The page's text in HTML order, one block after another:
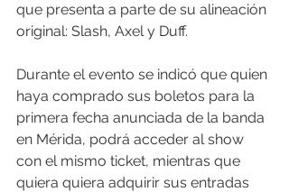
que presenta a parte de su alineación
original: Slash, Axel y Duff.
Durante el evento se indicó que quien
haya comprado sus boletos para la
primera fecha anunciada de la banda
en Mérida, podrá acceder al show
con el mismo ticket, mientras que
quiera quiera adquirir sus entradas